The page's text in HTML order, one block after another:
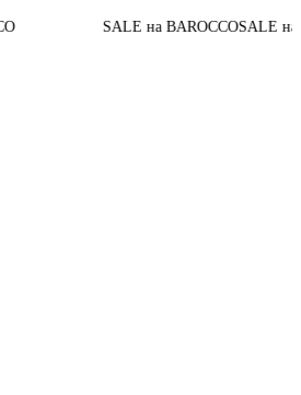
SALE на BAROCCOSALE на BAROCCO